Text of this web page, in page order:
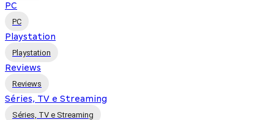
PC
PC
Playstation
Playstation
Reviews
Reviews
Séries, TV e Streaming
Séries, TV e Streaming